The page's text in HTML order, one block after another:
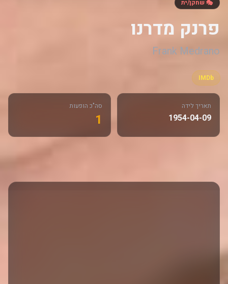
🎭 שחקן/ית
פרנק מדרנו
Frank Medrano
IMDb
תאריך לידה
1954-04-09
סה"כ הופעות
1